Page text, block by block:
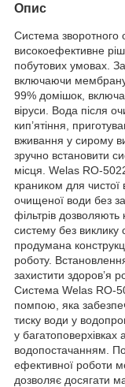
Опис
Система
високоефективне
побутових умовах.
включаючи
99% домішок,
віруси. Вода після
кип’ятіння,
вживання у сирому
зручно встановити
місця. Welas RO-
краником для
очищеної води без
фільтрів дозволяють
систему без виклику
продумана
роботу.
захистити здоров’я
Система Welas RO-
помпою, яка
тиску води у
у багатоповерхівках
водопостачанням.
ефективної роботи
дозволяє досягати